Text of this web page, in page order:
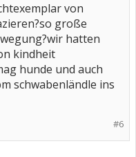
von
große
hatten
kindheit
hunde und auch
schwabenländle ins
#6